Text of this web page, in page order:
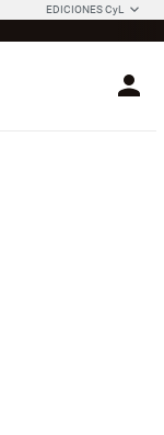
EDICIONES CyL
Login